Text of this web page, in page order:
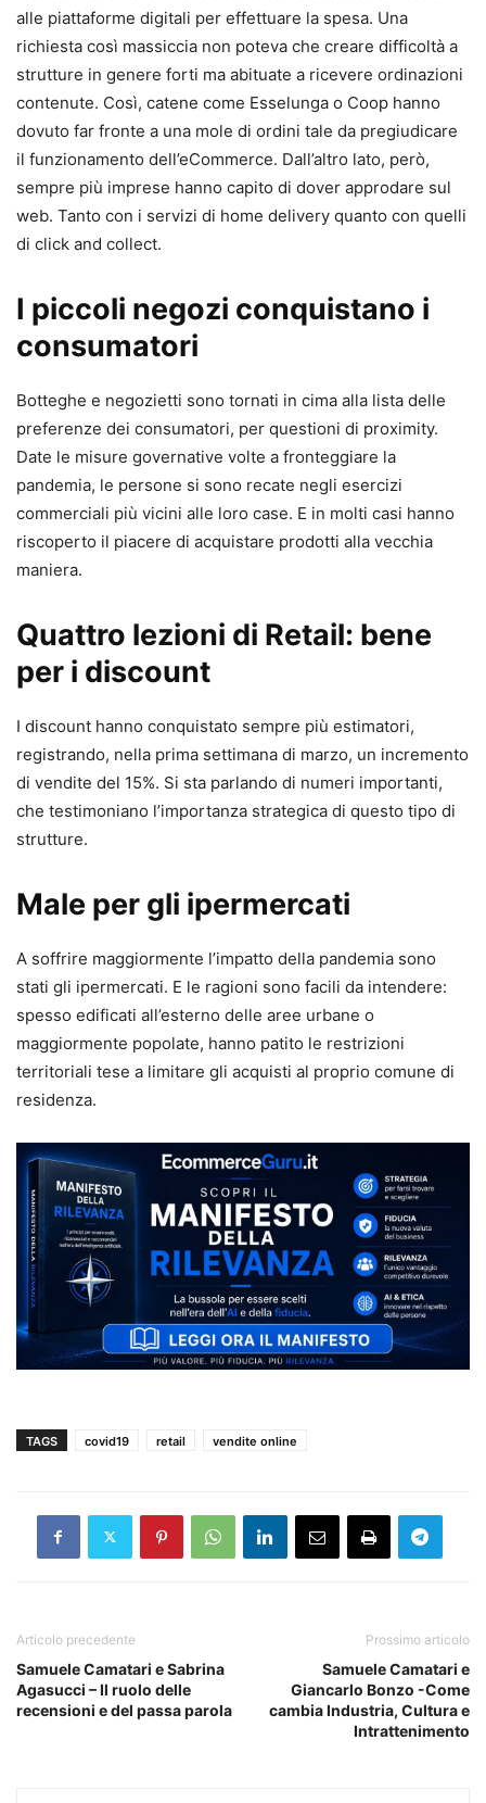
alle piattaforme digitali per effettuare la spesa. Una
richiesta così massiccia non poteva che creare difficoltà a
strutture in genere forti ma abituate a ricevere ordinazioni
contenute. Così, catene come Esselunga o Coop hanno
dovuto far fronte a una mole di ordini tale da pregiudicare
il funzionamento dell’eCommerce. Dall’altro lato, però,
sempre più imprese hanno capito di dover approdare sul
web. Tanto con i servizi di home delivery quanto con quelli
di click and collect.
I piccoli negozi conquistano i
consumatori
Botteghe e negozietti sono tornati in cima alla lista delle
preferenze dei consumatori, per questioni di proximity.
Date le misure governative volte a fronteggiare la
pandemia, le persone si sono recate negli esercizi
commerciali più vicini alle loro case. E in molti casi hanno
riscoperto il piacere di acquistare prodotti alla vecchia
maniera.
Quattro lezioni di Retail: bene
per i discount
I discount hanno conquistato sempre più estimatori,
registrando, nella prima settimana di marzo, un incremento
di vendite del 15%. Si sta parlando di numeri importanti,
che testimoniano l’importanza strategica di questo tipo di
strutture.
Male per gli ipermercati
A soffrire maggiormente l’impatto della pandemia sono
stati gli ipermercati. E le ragioni sono facili da intendere:
spesso edificati all’esterno delle aree urbane o
maggiormente popolate, hanno patito le restrizioni
territoriali tese a limitare gli acquisti al proprio comune di
residenza.
TAGS covid19 retail vendite online
Articolo precedente
Samuele Camatari e Sabrina
Agasucci – Il ruolo delle
recensioni e del passa parola
Prossimo articolo
Samuele Camatari e
Giancarlo Bonzo -Come
cambia Industria, Cultura e
Intrattenimento